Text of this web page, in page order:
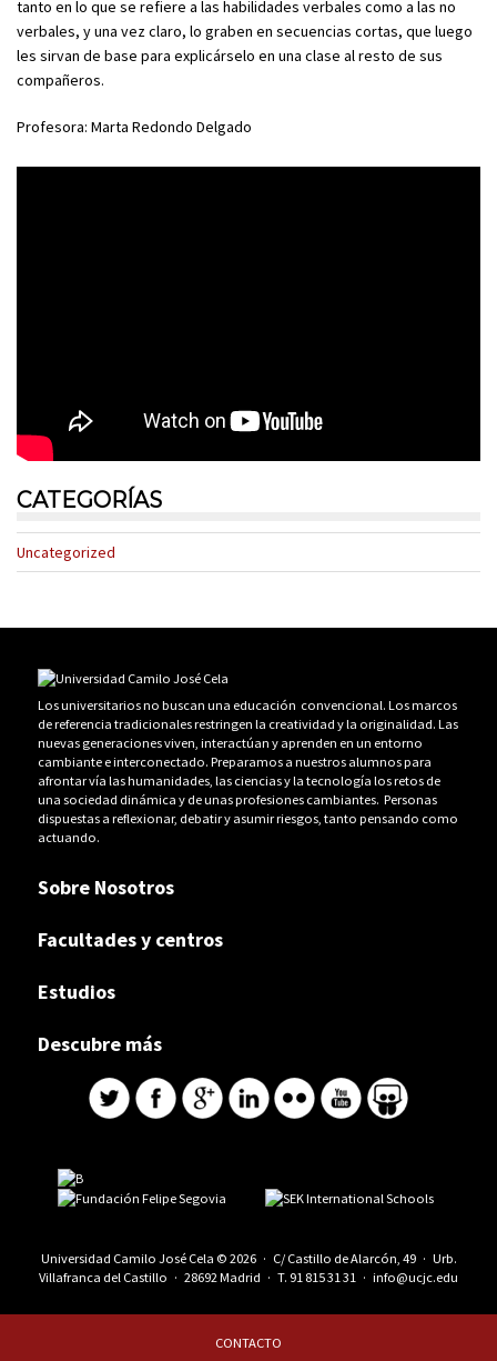
tanto en lo que se refiere a las habilidades verbales como a las no
verbales, y una vez claro, lo graben en secuencias cortas, que luego
les sirvan de base para explicárselo en una clase al resto de sus
compañeros.
Profesora: Marta Redondo Delgado
CATEGORÍAS
Uncategorized
Los universitarios no buscan una educación convencional. Los marcos
de referencia tradicionales restringen la creatividad y la originalidad. Las
nuevas generaciones viven, interactúan y aprenden en un entorno
cambiante e interconectado. Preparamos a nuestros alumnos para
afrontar vía las humanidades, las ciencias y la tecnología los retos de
una sociedad dinámica y de unas profesiones cambiantes. Personas
dispuestas a reflexionar, debatir y asumir riesgos, tanto pensando como
actuando.
Sobre Nosotros
Facultades y centros
Estudios
Descubre más
Universidad Camilo José Cela © 2026 · C/ Castillo de Alarcón, 49 · Urb.
Villafranca del Castillo · 28692 Madrid · T. 91 815 31 31 · info@ucjc.edu
CONTACTO